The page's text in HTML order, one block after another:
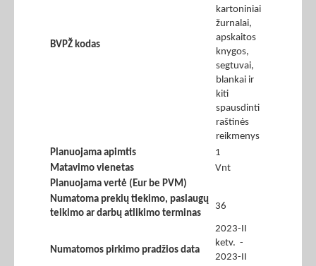
BVPŽ kodas
kartoniniai
žurnalai,
apskaitos
knygos,
segtuvai,
blankai ir
kiti
spausdinti
raštinės
reikmenys
Planuojama apimtis
1
Matavimo vienetas
Vnt
Planuojama vertė (Eur be PVM)
Numatoma prekių tiekimo, paslaugų
teikimo ar darbų atlikimo terminas
36
Numatomos pirkimo pradžios data
2023-II
ketv. -
2023-II